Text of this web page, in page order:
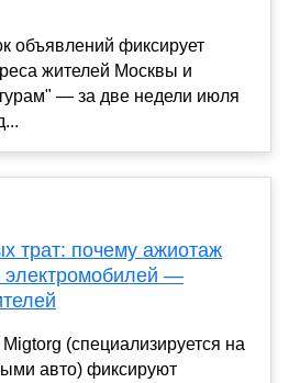
объявлений фиксирует
жителей Москвы и
— за две недели июля
трат: почему ажиотаж
электромобилей —
(специализируется на
авто) фиксируют